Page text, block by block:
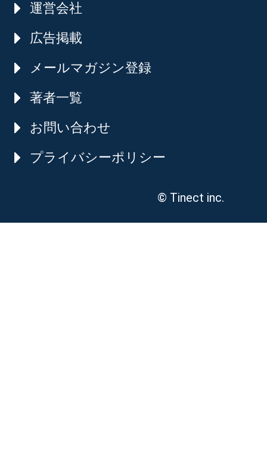
運営会社
広告掲載
メールマガジン登録
著者一覧
お問い合わせ
プライバシーポリシー
© Tinect inc.